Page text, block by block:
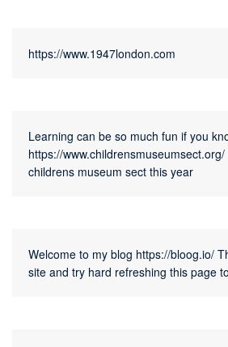
https://www.1947london.com
https://www.childrensmuseumsect.org/
childrens museum sect this year
Welcome to my blog https://bloog.io/
site and try hard refreshing this page